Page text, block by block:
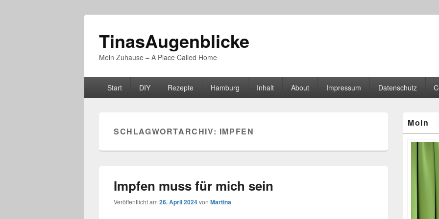
TinasAugenblicke
Mein Zuhause – A Place Called Home
PrimäresStart DIY Rezepte Hamburg Inhalt About Impressum Datenschutz
SCHLAGWORTARCHIV: IMPFEN
Impfen muss für mich sein
Veröffentlicht am 26. April 2024von Martina
Seitenleisten-
Moin